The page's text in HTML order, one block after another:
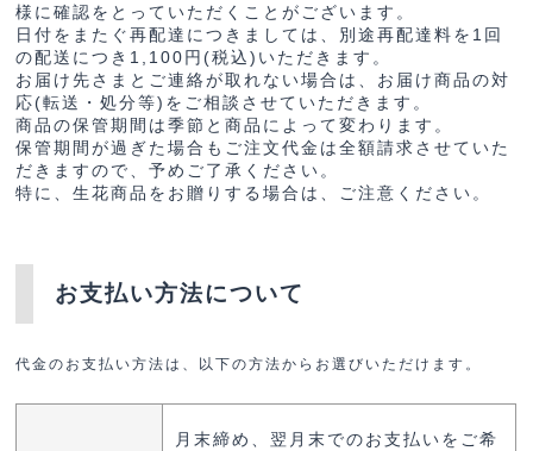
様に確認をとっていただくことがございます。
日付をまたぐ再配達につきましては、別途再配達料を1回
の配送につき1,100円(税込)いただきます。
お届け先さまとご連絡が取れない場合は、お届け商品の対
応(転送・処分等)をご相談させていただきます。
商品の保管期間は季節と商品によって変わります。
保管期間が過ぎた場合もご注文代金は全額請求させていた
だきますので、予めご了承ください。
特に、生花商品をお贈りする場合は、ご注意ください。
お支払い方法について
代金のお支払い方法は、以下の方法からお選びいただけます。
月末締め、翌月末でのお支払いをご希